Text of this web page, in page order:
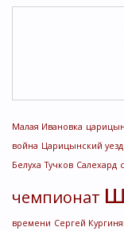
Малая Ивановка царицын
война Царицынский уезд
Белуха Тучков Салехард
чемпионат
времени Сергей